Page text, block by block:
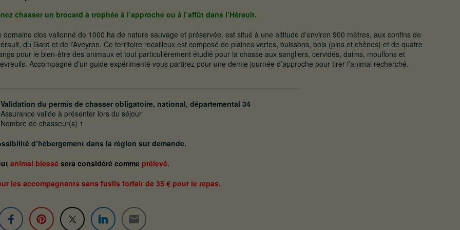
chasser un brocard à trophéeà l’approche ou à l’affût dans l’Hérault.
domaine clos vallonné de 1000 ha de nature sauvage et préservée, est situé à une altitude d’environ 900 mètres, aux confins de
du Gard et de l’Aveyron. Ce territoire rocailleux est composé de plaines vertes, buissons, bois (pins et chênes) et de quatre
pour le bien-être des animaux et tout particulièrement étudié pour la chasse aux sangliers, cervidés, daims, mouflons et
Accompagné d’un guide expérimenté vous partirez pour une demie journée d’approche pour tirer l’animal recherché.
Validation du permis de chasser obligatoire, national, départemental 34
Assurance valide à présenter lors du séjour
Nombre de chasseur(s) 1
d’hébergement dans la région sur demande.
animal blessé sera considéré commeprélevé.
les accompagnants sans fusils forfait de 35 € pour le repas.